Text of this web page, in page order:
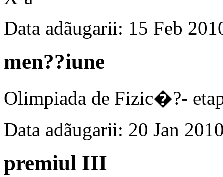
Data adãugarii: 15 Feb
men??iune
Olimpiada de Fizic�?-
Data adãugarii: 20 Jan
premiul III